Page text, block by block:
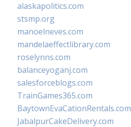
alaskapolitics.com
stsmp.org
manoelneves.com
mandelaeffectlibrary.com
roselynns.com
balanceyoganj.com
salesforceblogs.com
TrainGames365.com
BaytownEvaCationRentals.com
JabalpurCakeDelivery.com